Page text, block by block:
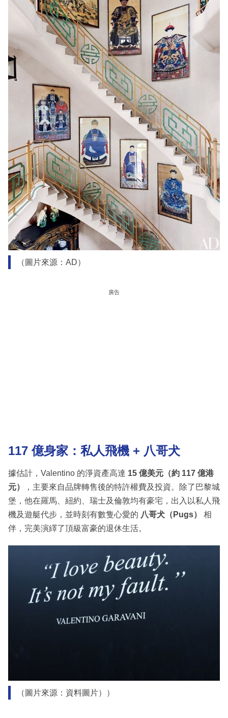
（圖片來源：AD）
廣告
117 億身家：私人飛機 + 八哥犬
據估計，Valentino 的淨資產高達 15 億美元（約 117 億港
元）
，主要來自品牌轉售後的特許權費及投資。除了巴黎城
堡，他在羅馬、紐約、瑞士及倫敦均有豪宅，出入以私人飛
機及遊艇代步，並時刻有數隻心愛的 八哥犬（Pugs）
相
伴，完美演繹了頂級富豪的退休生活。
（圖片來源：資料圖片））